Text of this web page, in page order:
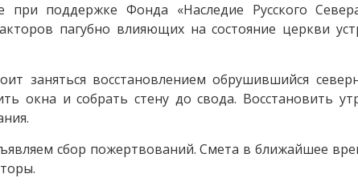
поддержке Фонда «Наследие Русского
пагубно влияющих на состояние церкви
заняться восстановлением обрушившийся
окна и собрать стену до свода. Восстановить
сбор пожертвований. Смета в ближайшее